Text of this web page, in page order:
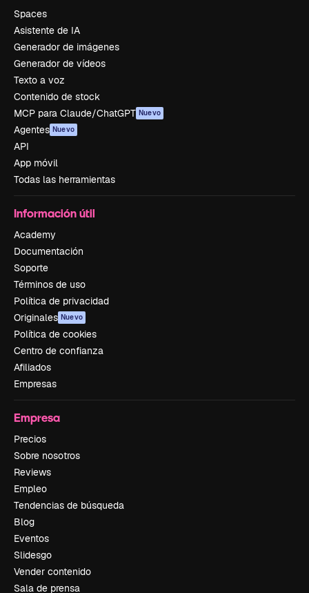
Spaces
Asistente de IA
Generador de imágenes
Generador de vídeos
Texto a voz
Contenido de stock
MCP para Claude/ChatGPT Nuevo
Agentes Nuevo
API
App móvil
Todas las herramientas
Información útil
Academy
Documentación
Soporte
Términos de uso
Política de privacidad
Originales Nuevo
Política de cookies
Centro de confianza
Afiliados
Empresas
Empresa
Precios
Sobre nosotros
Reviews
Empleo
Tendencias de búsqueda
Blog
Eventos
Slidesgo
Vender contenido
Sala de prensa